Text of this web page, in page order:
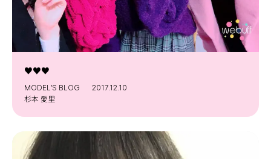
♥️♥️♥️
MODEL’S BLOG
2017.12.10
杉本 愛里